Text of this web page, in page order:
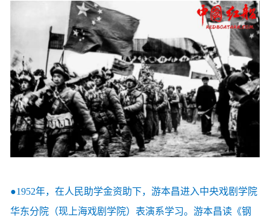
●1952年，在人民助学金资助下，游本昌进入中央戏剧学院
华东分院（现上海戏剧学院）表演系学习。游本昌读《钢